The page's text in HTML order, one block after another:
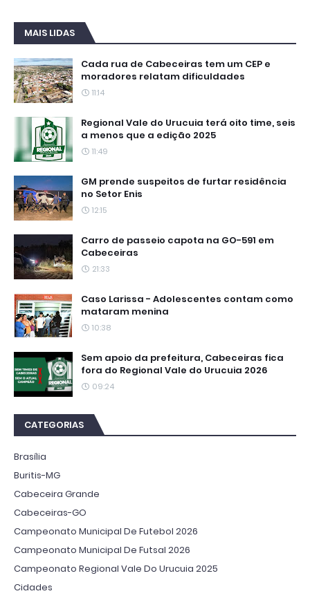
MAIS LIDAS
Cada rua de Cabeceiras tem um CEP e
moradores relatam dificuldades
11:14
Regional Vale do Urucuia terá oito time, seis
a menos que a edição 2025
11:49
GM prende suspeitos de furtar residência
no Setor Enis
12:15
Carro de passeio capota na GO-591 em
Cabeceiras
21:33
Caso Larissa - Adolescentes contam como
mataram menina
10:38
Sem apoio da prefeitura, Cabeceiras fica
fora do Regional Vale do Urucuia 2026
09:24
CATEGORIAS
Brasília
Buritis-MG
Cabeceira Grande
Cabeceiras-GO
Campeonato Municipal De Futebol 2026
Campeonato Municipal De Futsal 2026
Campeonato Regional Vale Do Urucuia 2025
Cidades